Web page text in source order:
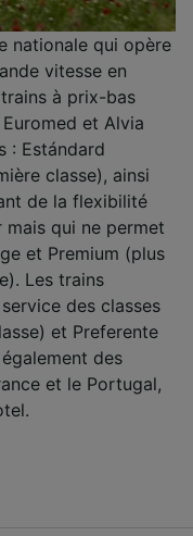
nationale qui opère
vitesse en
à prix-bas
et Alvia
: Estándard
classe), ainsi
de la flexibilité
mais qui ne permet
et Premium (plus
Les trains
des classes
et Preferente
des
et le Portugal,